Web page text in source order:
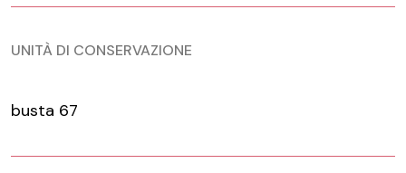
UNITÀ DI CONSERVAZIONE
busta 67